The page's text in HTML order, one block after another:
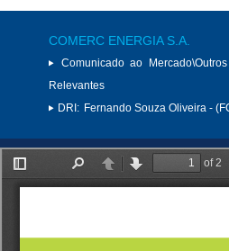
COMERC ENERGIA S.A.
Comunicado ao
Relevantes
DRI: Fernando Souza Oliveira -